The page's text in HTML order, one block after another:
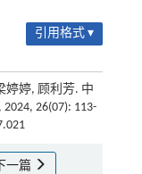
引用格式 ▾
婷婷, 顾利芳. 中
2024, 26(07): 113-
下一篇